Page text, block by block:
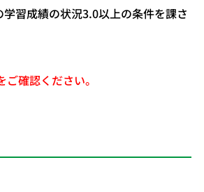
習成績の状況3.0以上の条件を課さ
ご確認ください。